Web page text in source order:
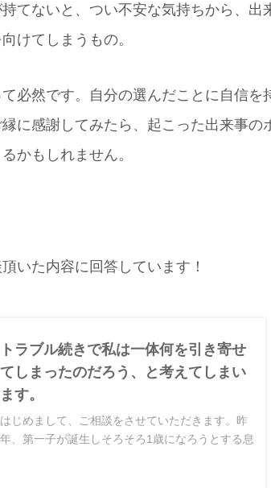
てないと、つい不安な気持ちから、出
けてしまうもの。
必然です。自分の選んだことに自信を
に感謝してみたら、起こった出来事の
かもしれません。
いた内容に回答しています！
トラブル続きで私は一体何を引き寄せ
てしまったのだろう、と考えてしまい
ます。
はじめまして、ご相談をさせていただきます。昨
年、第一子が誕生しそろそろ1歳になろうとする息